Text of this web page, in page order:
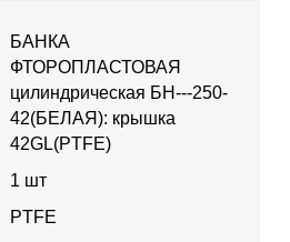
БАНКА
ФТОРОПЛАСТОВАЯ
цилиндрическая БН---250-
42(БЕЛАЯ): крышка
42GL(PTFE)
1 шт
PTFE